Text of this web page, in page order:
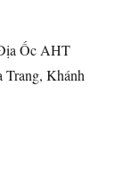
Ốc AHT
Khánh